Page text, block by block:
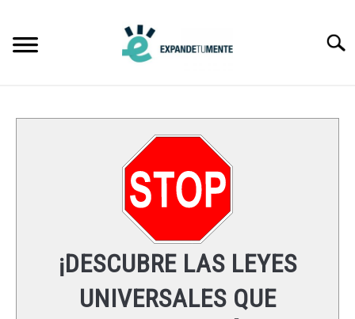
content
LEYES UNIVERSALES
¡DESCUBRE LAS LEYES
UNIVERSALES QUE